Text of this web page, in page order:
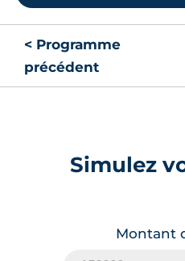
< Programme
précédent
Simulez
Montant